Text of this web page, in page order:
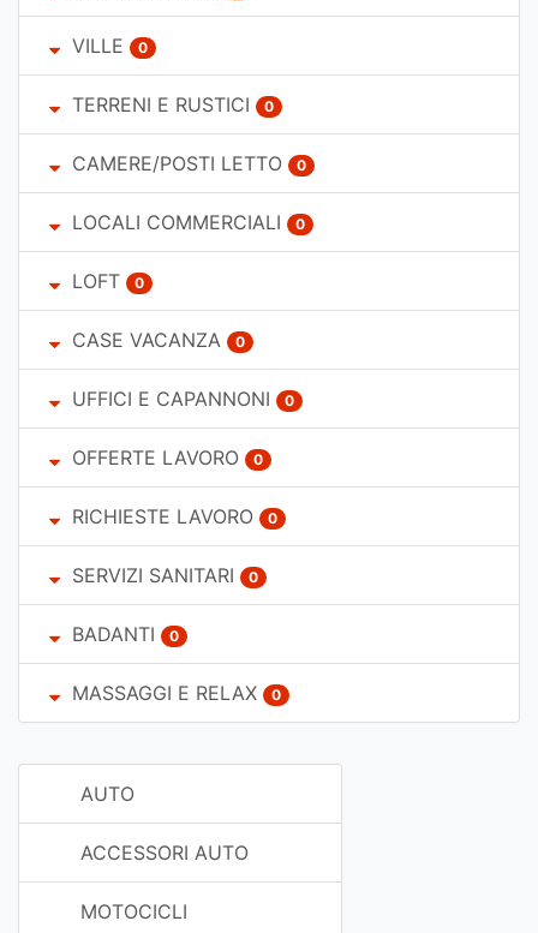
VILLE 0
TERRENI E RUSTICI 0
CAMERE/POSTI LETTO 0
LOCALI COMMERCIALI 0
LOFT 0
CASE VACANZA 0
UFFICI E CAPANNONI 0
OFFERTE LAVORO 0
RICHIESTE LAVORO 0
SERVIZI SANITARI 0
BADANTI 0
MASSAGGI E RELAX 0
AUTO
ACCESSORI AUTO
MOTOCICLI